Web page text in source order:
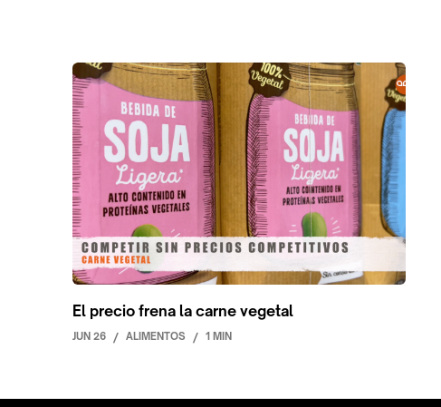
El precio frena la carne vegetal
JUN 26 / ALIMENTOS / 1 MIN